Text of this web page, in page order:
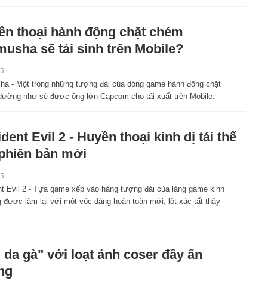
thoại hành động chặt chém
sẽ tái sinh trên Mobile?
- Một trong những tượng đài của dòng game hành động chặt
như sẽ được ông lớn Capcom cho tái xuất trên Mobile.
Evil 2 - Huyền thoại kinh dị tái thế
bản mới
Evil 2 - Tựa game xếp vào hàng tượng đài của làng game kinh
được làm lại với một vóc dáng hoàn toàn mới, lột xác tất thảy
da gà" với loạt ảnh coser đầy ấn